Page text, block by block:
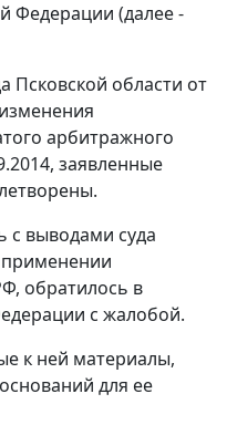
Федерации (далее -
Псковской области от
арбитражного
заявленные
с выводами суда
обратилось в
с жалобой.
к ней материалы,
для ее